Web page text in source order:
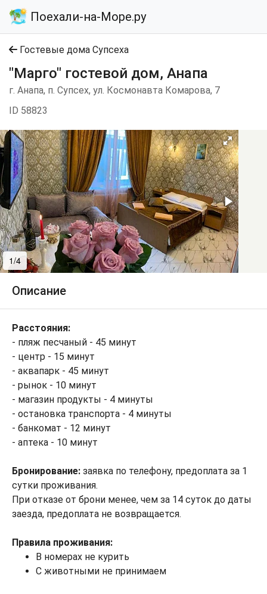
Поехали-на-Море.ру
Гостевые дома Супсеха
"Марго" гостевой дом, Анапа
г. Анапа, п. Супсех, ул. Космонавта Комарова, 7
ID 58823
1/4
Описание
Расстояния:
- пляж песчаный - 45 минут
- центр - 15 минут
- аквапарк - 45 минут
- рынок - 10 минут
- магазин продукты - 4 минуты
- остановка транспорта - 4 минуты
- банкомат - 12 минут
- аптека - 10 минут
Бронирование: заявка по телефону, предоплата за 1
сутки проживания.
При отказе от брони менее, чем за 14 суток до даты
заезда, предоплата не возвращается.
Правила проживания:
В номерах не курить
С животными не принимаем